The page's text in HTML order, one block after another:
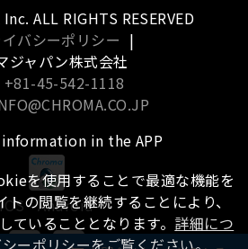
ALL RIGHTS RESERVED
バシーポリシー |
ジャパン株式会社
+81-45-542-1118
in the APP
iOS Android
を使用することで最適な機能を
の閲覧を継続することにより、
いることとなります。 詳細につ
ーポリシーをご覧ください。